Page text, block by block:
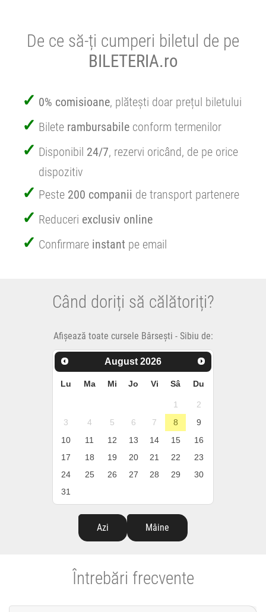
De ce să-ți cumperi biletul de pe
BILETERIA.ro
0% comisioane, plătești doar prețul biletului
Bilete rambursabile conform termenilor
Disponibil 24/7, rezervi oricând, de pe orice
dispozitiv
Peste 200 companii de transport partenere
Reduceri exclusiv online
Confirmare instant pe email
Când doriți să călătoriți?
Afișează toate cursele Bârsești - Sibiu de:
August 2026
Lu Ma Mi Jo Vi Sâ Du
1
2
3
4 5 6 7 8
9
10
11 12 13 14 15
16
17
18 19 20 21 22
23
24
25 26 27 28 29
30
31
Azi Mâine
Întrebări frecvente